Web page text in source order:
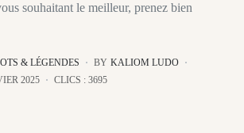
souhaitant le meilleur, prenez bien
& LÉGENDES BY KALIOM LUDO
2025 CLICS : 3695